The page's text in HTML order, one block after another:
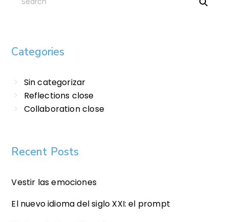
Categories
Sin categorizar
Reflections close
Collaboration close
Recent Posts
Vestir las emociones
El nuevo idioma del siglo XXI: el prompt